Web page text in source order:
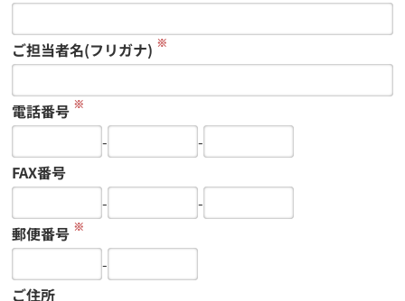
ご担当者名(フリガナ) ※
電話番号 ※
-
-
FAX番号
-
-
郵便番号 ※
-
ご住所